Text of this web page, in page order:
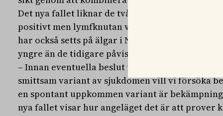
Det nya fallet liknar de två tidigare fallen
positivt men lymfknutan var negativ i första
har också setts på älgar i Norge och Finland.
yngre än de tidigare påvisade fallen, som har
– Innan eventuella beslut tas om långsiktiga
smittsam variant av sjukdomen vill vi försöka
en spontant uppkommen variant är
nya fallet visar hur angeläget det är att prover